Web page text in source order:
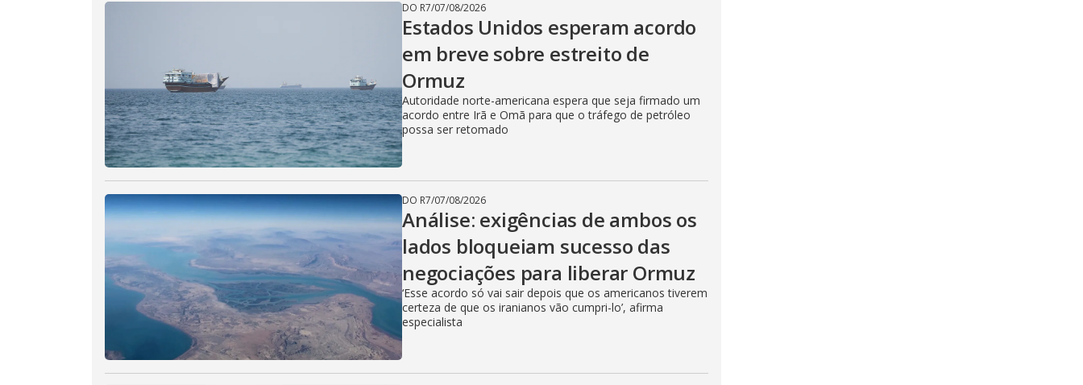
DO R7/07/08/2026
Estados Unidos esperam acordo
em breve sobre estreito de
Ormuz
Autoridade norte-americana espera que seja firmado um
acordo entre Irã e Omã para que o tráfego de petróleo
possa ser retomado
DO R7/07/08/2026
Análise: exigências de ambos os
lados bloqueiam sucesso das
negociações para liberar Ormuz
‘Esse acordo só vai sair depois que os americanos tiverem
certeza de que os iranianos vão cumpri-lo’, afirma
especialista